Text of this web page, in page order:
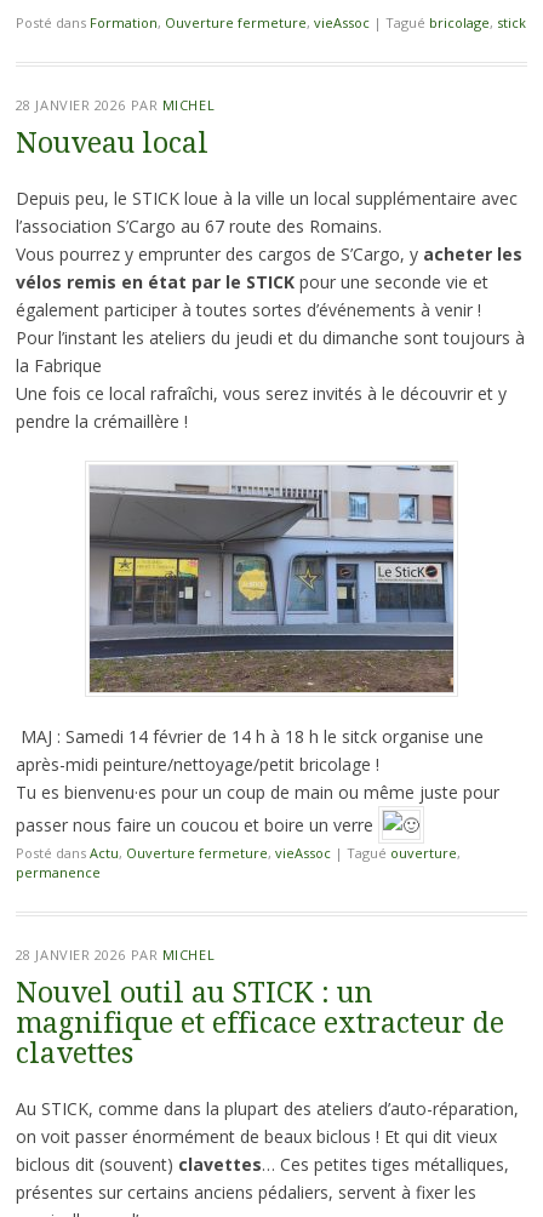
Posté dans Formation, Ouverture fermeture, vieAssoc | Tagué bricolage, stick
28 JANVIER 2026 PAR MICHEL
Nouveau local
Depuis peu, le STICK loue à la ville un local supplémentaire avec
l’association S’Cargo au 67 route des Romains.
Vous pourrez y emprunter des cargos de S’Cargo, y acheter les
vélos remis en état par le STICKpour une seconde vie et
également participer à toutes sortes d’événements à venir !
Pour l’instant les ateliers du jeudi et du dimanche sont toujours à
la Fabrique
Une fois ce local rafraîchi, vous serez invités à le découvrir et y
pendre la crémaillère !
MAJ : Samedi 14 février de 14 h à 18 h le sitck organise une
après-midi peinture/nettoyage/petit bricolage !
Tu es bienvenu·es pour un coup de main ou même juste pour
passer nous faire un coucou et boire un verre
Posté dans Actu, Ouverture fermeture, vieAssoc | Tagué ouverture,
permanence
28 JANVIER 2026 PAR MICHEL
Nouvel outil au STICK : un
magnifique et efficace extracteur de
clavettes
Au STICK, comme dans la plupart des ateliers d’auto-réparation,
on voit passer énormément de beaux biclous ! Et qui dit vieux
biclous dit (souvent) clavettes… Ces petites tiges métalliques,
présentes sur certains anciens pédaliers, servent à fixer les